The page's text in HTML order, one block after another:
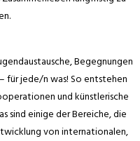
Begegnungen
für jede/n was! So entstehen
und künstlerische
sind einige der Bereiche, die
von internationalen,